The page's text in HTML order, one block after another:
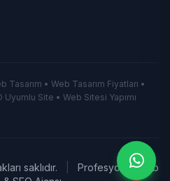
Tasarım • Web Tasarım Fiyatları •
Site • Web Sitesi Yapımı
saklıdır.
Profesyonel Web